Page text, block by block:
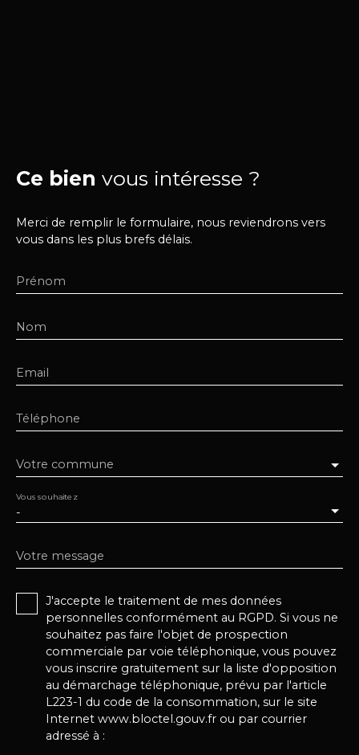
Ce bien vous intéresse ?
Merci de remplir le formulaire, nous reviendrons vers
vous dans les plus brefs délais.
Prénom
Nom
Email
Téléphone
Votre commune
-
Vous souhaitez
Votre message
J'accepte le traitement de mes données
personnelles conformément au RGPD. Si vous ne
souhaitez pas faire l'objet de prospection
commerciale par voie téléphonique, vous pouvez
vous inscrire gratuitement sur la liste d'opposition
au démarchage téléphonique, prévu par l'article
L223-1 du code de la consommation, sur le site
Internet www.bloctel.gouv.fr ou par courrier
adressé à :